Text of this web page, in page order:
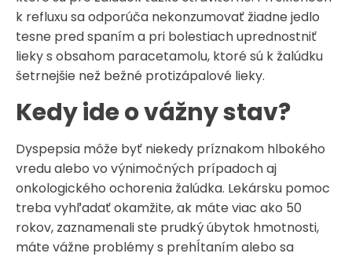
k refluxu sa odporúča nekonzumovať žiadne jedlo
tesne pred spaním a pri bolestiach uprednostniť
lieky s obsahom paracetamolu, ktoré sú k žalúdku
šetrnejšie než bežné protizápalové lieky.
Kedy ide o vážny stav?
Dyspepsia môže byť niekedy príznakom hlbokého
vredu alebo vo výnimočných prípadoch aj
onkologického ochorenia žalúdka. Lekársku pomoc
treba vyhľadať okamžite, ak máte viac ako 50
rokov, zaznamenali ste prudký úbytok hmotnosti,
máte vážne problémy s prehĺtaním alebo sa